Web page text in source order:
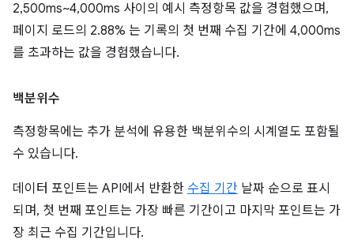
2,500ms~4,000ms 사이의 예시 측정항목 값을 경험했으며,
페이지 로드의 2.88% 는 기록의 첫 번째 수집 기간에 4,000ms
를 초과하는 값을 경험했습니다.
백분위수
측정항목에는 추가 분석에 유용한 백분위수의 시계열도 포함될
수 있습니다.
데이터 포인트는 API에서 반환한 수집 기간 날짜 순으로 표시
되며, 첫 번째 포인트는 가장 빠른 기간이고 마지막 포인트는 가
장 최근 수집 기간입니다.